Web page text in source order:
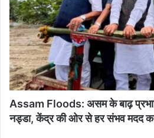
Assam Floods: असम के बाढ़
नड्डा, केंद्र की ओर से हर संभव मदद का